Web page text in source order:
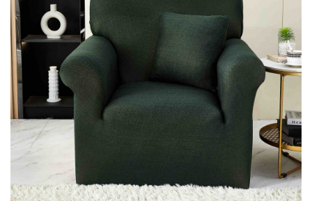
Lenjerii Pat Imprimeu 5D cu Elastic
Cearceaf cu Elastic pat 1 Persoana
Cearceaf cu Elastic pat 2 Persoane
Lenjerii Pat Inimi Brodate
Lenjerii Pat, Bumbac-Finet Premium, 1
Persoana
Lenjerii Pat, Bumbac-Finet Premium, 2
Persoane
Cearceaf cu Elastic
Cearceaf Normal